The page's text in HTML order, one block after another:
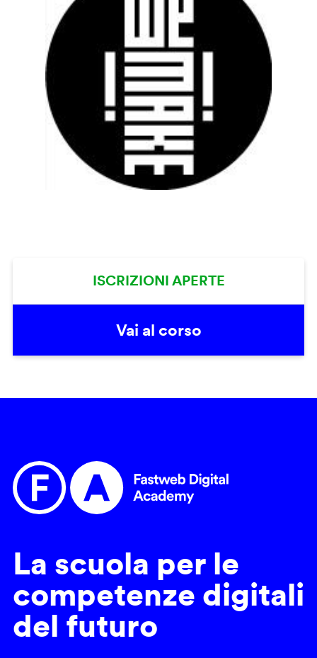
ISCRIZIONI APERTE
Vai al corso
La scuola per le
competenze digitali
del futuro